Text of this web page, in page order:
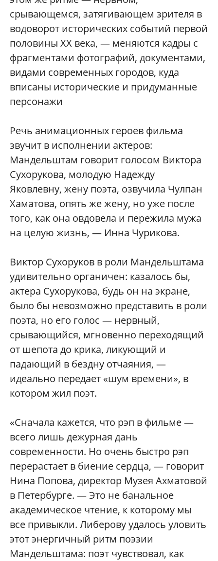
срывающемся, затягивающем зрителя в
водоворот исторических событий первой
половины XX века, — меняются кадры с
фрагментами фотографий, документами,
видами современных городов, куда
вписаны исторические и придуманные
персонажи
Речь анимационных героев фильма
звучит в исполнении актеров:
Мандельштам говорит голосом Виктора
Сухорукова, молодую Надежду
Яковлевну, жену поэта, озвучила Чулпан
Хаматова, опять же жену, но уже после
того, как она овдовела и пережила мужа
на целую жизнь, — Инна Чурикова.
Виктор Сухоруков в роли Мандельштама
удивительно органичен: казалось бы,
актера Сухорукова, будь он на экране,
было бы невозможно представить в роли
поэта, но его голос — нервный,
срывающийся, мгновенно переходящий
от шепота до крика, ликующий и
падающий в бездну отчаяния, —
идеально передает «шум времени», в
котором жил поэт.
«Сначала кажется, что рэп в фильме —
всего лишь дежурная дань
современности. Но очень быстро рэп
перерастает в биение сердца, — говорит
Нина Попова, директор Музея Ахматовой
в Петербурге. — Это не банальное
академическое чтение, к которому мы
все привыкли. Либерову удалось уловить
этот энергичный ритм поэзии
Мандельштама: поэт чувствовал, как